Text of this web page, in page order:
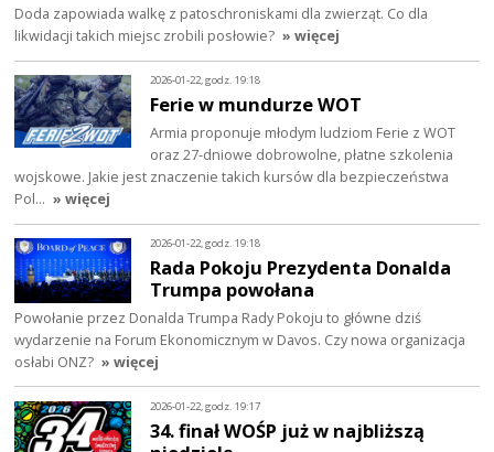
Doda zapowiada walkę z patoschroniskami dla zwierząt. Co dla
likwidacji takich miejsc zrobili posłowie? » więcej
2026-01-22, godz. 19:18
Ferie w mundurze WOT
Armia proponuje młodym ludziom Ferie z WOT
oraz 27-dniowe dobrowolne, płatne szkolenia
wojskowe. Jakie jest znaczenie takich kursów dla bezpieczeństwa
Pol… » więcej
2026-01-22, godz. 19:18
Rada Pokoju Prezydenta Donalda
Trumpa powołana
Powołanie przez Donalda Trumpa Rady Pokoju to główne dziś
wydarzenie na Forum Ekonomicznym w Davos. Czy nowa organizacja
osłabi ONZ? » więcej
2026-01-22, godz. 19:17
34. finał WOŚP już w najbliższą